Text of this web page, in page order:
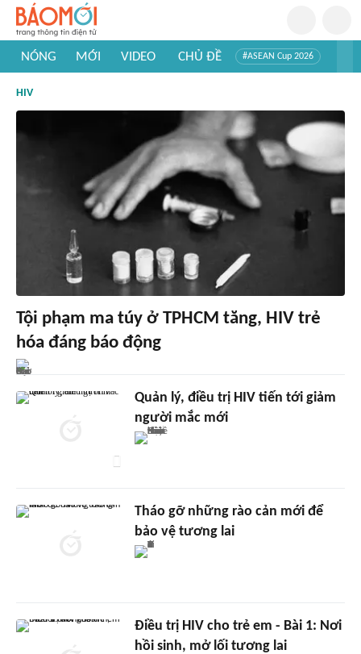
NÓNG MỚI VIDEO CHỦ ĐỀ #ASEAN Cup 2026
#Khám phá thế giới
HIV
Tội phạm ma túy ở TPHCM tăng, HIV trẻ
hóa đáng báo động
Quản lý, điều trị HIV tiến tới giảm
người mắc mới
Tháo gỡ những rào cản mới để
bảo vệ tương lai
Điều trị HIV cho trẻ em - Bài 1: Nơi
hồi sinh, mở lối tương lai